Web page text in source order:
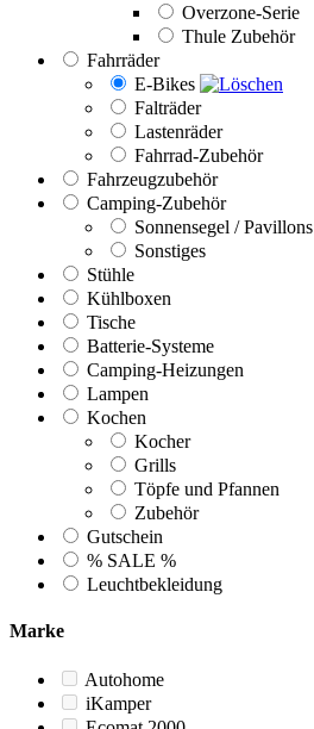
Overzone-Serie
Thule Zubehör
Fahrräder
E-Bikes
Falträder
Lastenräder
Fahrrad-Zubehör
Fahrzeugzubehör
Camping-Zubehör
Sonnensegel / Pavillons
Sonstiges
Stühle
Kühlboxen
Tische
Batterie-Systeme
Camping-Heizungen
Lampen
Kochen
Kocher
Grills
Töpfe und Pfannen
Zubehör
Gutschein
% SALE %
Leuchtbekleidung
Marke
Autohome
iKamper